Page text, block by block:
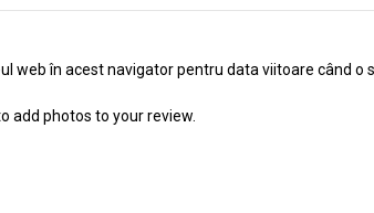
web în acest navigator pentru data viitoare când o
add photos to your review.